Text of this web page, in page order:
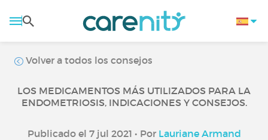
Volver a todos los consejos
LOS MEDICAMENTOS MÁS UTILIZADOS PARA LA
ENDOMETRIOSIS, INDICACIONES Y CONSEJOS.
Publicado el 7 jul 2021 • Por Lauriane Armand